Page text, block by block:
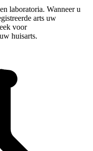
laboratoria. Wanneer u
arts uw
voor
huisarts.